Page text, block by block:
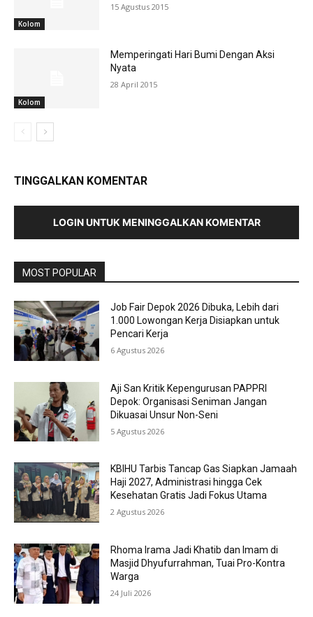
Kolom
15 Agustus 2015
Kolom
Memperingati Hari Bumi Dengan Aksi
Nyata
28 April 2015
TINGGALKAN KOMENTAR
LOGIN UNTUK MENINGGALKAN KOMENTAR
MOST POPULAR
Job Fair Depok 2026 Dibuka, Lebih dari
1.000 Lowongan Kerja Disiapkan untuk
Pencari Kerja
6 Agustus 2026
Aji San Kritik Kepengurusan PAPPRI
Depok: Organisasi Seniman Jangan
Dikuasai Unsur Non-Seni
5 Agustus 2026
KBIHU Tarbis Tancap Gas Siapkan Jamaah
Haji 2027, Administrasi hingga Cek
Kesehatan Gratis Jadi Fokus Utama
2 Agustus 2026
Rhoma Irama Jadi Khatib dan Imam di
Masjid Dhyufurrahman, Tuai Pro-Kontra
Warga
24 Juli 2026